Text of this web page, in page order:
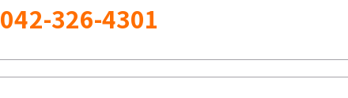
042-326-4301